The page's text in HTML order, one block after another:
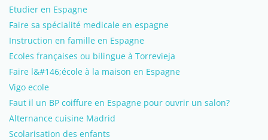
Etudier en Espagne
Faire sa spécialité medicale en espagne
Instruction en famille en Espagne
Ecoles françaises ou bilingue à Torrevieja
Faire l&#146;école à la maison en Espagne
Vigo ecole
Faut il un BP coiffure en Espagne pour ouvrir un salon?
Alternance cuisine Madrid
Scolarisation des enfants